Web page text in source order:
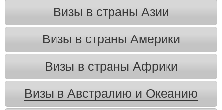
Визы в страны Азии
Визы в страны Америки
Визы в страны Африки
Визы в Австралию и Океанию